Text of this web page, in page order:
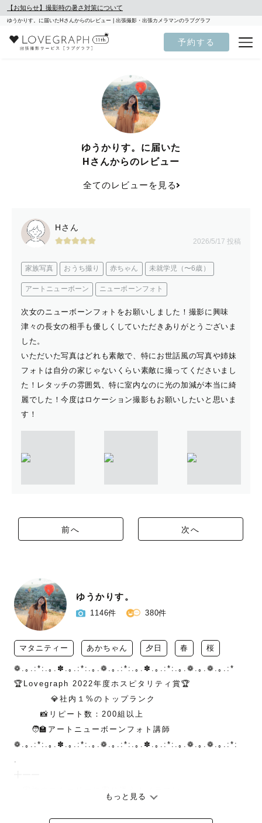
【お知らせ】撮影時の暑さ対策について
ゆうかりす。に届いたHさんからのレビュー | 出張撮影・出張カメラマンのラブグラフ
予約する
ゆうかりす。に届いた
Hさんからのレビュー
全てのレビューを見る
Hさん
2026/5/17 投稿
家族写真 おうち撮り 赤ちゃん 未就学児（〜6歳）
アートニューボーン ニューボーンフォト
次女のニューボーンフォトをお願いしました！撮影に興味
津々の長女の相手も優しくしていただきありがとうございま
した。
いただいた写真はどれも素敵で、特にお世話風の写真や姉妹
フォトは自分の家じゃないくらい素敵に撮ってくださいまし
た！レタッチの雰囲気、特に室内なのに光の加減が本当に綺
麗でした！今度はロケーション撮影もお願いしたいと思いま
す！
前へ 次へ
ゆうかりす。
1146件 380件
マタニティー あかちゃん 夕日 春 桜
❁.｡.:*:.｡.✽.｡.:*:.｡.❁.｡.:*:.｡.✽.｡.:*:.｡.❁.｡.❁.｡.:*
🏆Lovegraph 2022年度ホスピタリティ賞🏆
📸リピート数：200組以上
🧑‍🏫アートニューボーンフォト講師
❁.｡.:*:.｡.✽.｡.:*:.｡.❁.｡.:*:.｡.✽.｡.:*:.｡.❁.｡.❁.｡.:*:
.
もっと見る